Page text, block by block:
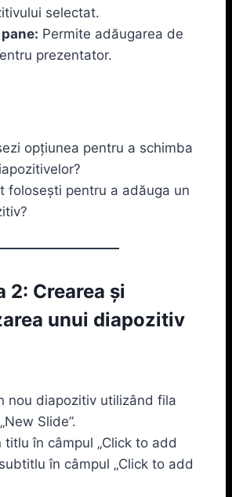
selectat.
Permite adăugarea de
prezentator.
opțiunea pentru a schimba
folosești pentru a adăuga un
2: Crearea și
unui diapozitiv
nou diapozitiv utilizând fila
Slide”.
titlu în câmpul „Click to add
în câmpul „Click to add